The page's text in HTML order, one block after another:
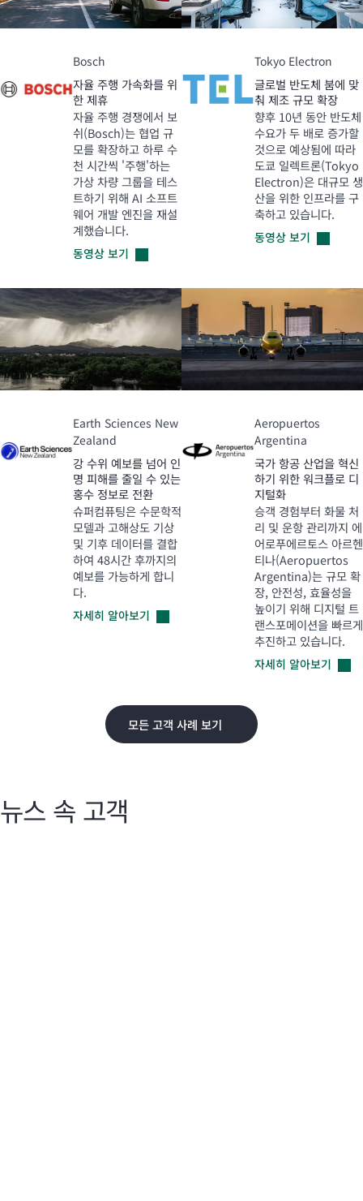
Bosch
자율 주행 가속화를 위
한 제휴
자율 주행 경쟁에서 보
쉬(Bosch)는 협업 규
모를 확장하고 하루 수
천 시간씩 '주행'하는
가상 차량 그룹을 테스
트하기 위해 AI 소프트
웨어 개발 엔진을 재설
계했습니다.
동영상 보기
Tokyo Electron
글로벌 반도체 붐에 맞
춰 제조 규모 확장
향후 10년 동안 반도체
수요가 두 배로 증가할
것으로 예상됨에 따라
도쿄 일렉트론(Tokyo
Electron)은 대규모 생
산을 위한 인프라를 구
축하고 있습니다.
동영상 보기
Earth Sciences New
Zealand
강 수위 예보를 넘어 인
명 피해를 줄일 수 있는
홍수 정보로 전환
슈퍼컴퓨팅은 수문학적
모델과 고해상도 기상
및 기후 데이터를 결합
하여 48시간 후까지의
예보를 가능하게 합니
다.
자세히 알아보기
Aeropuertos
Argentina
국가 항공 산업을 혁신
하기 위한 워크플로 디
지털화
승객 경험부터 화물 처
리 및 운항 관리까지 에
어로푸에르토스 아르헨
티나(Aeropuertos
Argentina)는 규모 확
장, 안전성, 효율성을
높이기 위해 디지털 트
랜스포메이션을 빠르게
추진하고 있습니다.
자세히 알아보기
모든 고객 사례 보기
뉴스 속 고객